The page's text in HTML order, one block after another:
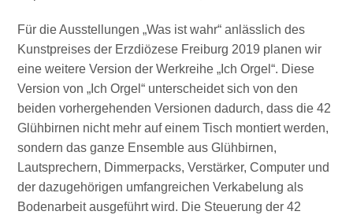
Für die Ausstellungen „Was ist wahr“ anlässlich des
Kunstpreises der Erzdiözese Freiburg 2019 planen wir
eine weitere Version der Werkreihe „Ich Orgel“. Diese
Version von „Ich Orgel“ unterscheidet sich von den
beiden vorhergehenden Versionen dadurch, dass die 42
Glühbirnen nicht mehr auf einem Tisch montiert werden,
sondern das ganze Ensemble aus Glühbirnen,
Lautsprechern, Dimmerpacks, Verstärker, Computer und
der dazugehörigen umfangreichen Verkabelung als
Bodenarbeit ausgeführt wird. Die Steuerung der 42